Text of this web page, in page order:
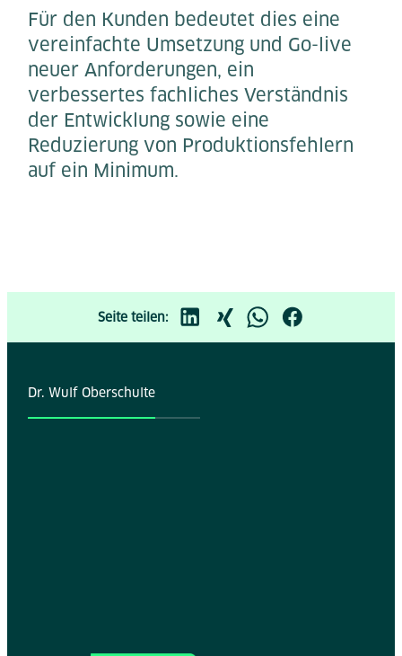
Für den Kunden bedeutet dies eine
vereinfachte Umsetzung und Go-live
neuer Anforderungen, ein
verbessertes fachliches Verständnis
der Entwicklung sowie eine
Reduzierung von Produktionsfehlern
auf ein Minimum.
Seite teilen:
Dr. Wulf Oberschulte